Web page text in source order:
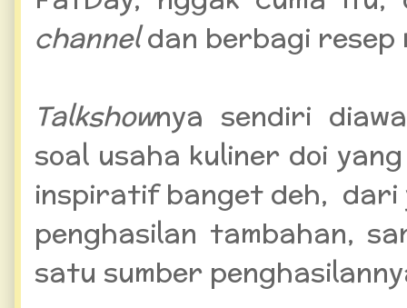
channeldan berbagi resep
Talkshownya sendiri
soal usaha kuliner doi
inspiratif banget deh, dari
penghasilan tambahan,
satu sumber